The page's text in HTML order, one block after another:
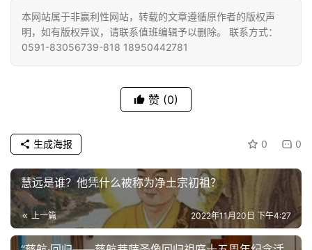
本网站属于非赢利性网站，转载的文章遵循原作者的版权声
明，如有版权异议，请联系值班编辑予以删除。 联系方式：
0591-83056739-818 18950442781
赞 (0)
0 0
生成海报
慧远是谁？他凭什么被称为净土宗初祖？
上一篇 2022年11月20日 下午4:27